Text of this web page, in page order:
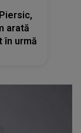
arată
în urmă